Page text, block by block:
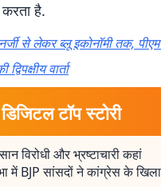
करता है.
से लेकर ब्लू इकोनॉमी तक, पीएम
वार्ता
टॉप स्टोरी
विरोधी और भ्रष्टाचारी कहां
में BJP सांसदों ने कांग्रेस के